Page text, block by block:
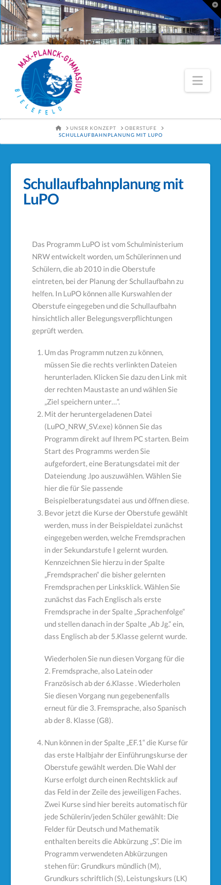
HOMEUNSER KONZEPT
OBERSTUFE
SCHULLAUFBAHNPLANUNG MIT LUPO
Schullaufbahnplanung mit
LuPO
Das Programm LuPO ist vom Schulministerium
NRW entwickelt worden, um Schülerinnen und
Schülern, die ab 2010 in die Oberstufe
eintreten, bei der Planung der Schullaufbahn zu
helfen. In LuPO können alle Kurswahlen der
Oberstufe eingegeben und die Schullaufbahn
hinsichtlich aller Belegungsverpflichtungen
geprüft werden.
Um das Programm nutzen zu können,
müssen Sie die rechts verlinkten Dateien
herunterladen. Klicken Sie dazu den Link mit
der rechten Maustaste an und wählen Sie
„Ziel speichern unter…“.
Mit der heruntergeladenen Datei
(LuPO_NRW_SV.exe) können Sie das
Programm direkt auf Ihrem PC starten. Beim
Start des Programms werden Sie
aufgefordert, eine Beratungsdatei mit der
Dateiendung .lpo auszuwählen. Wählen Sie
hier die für Sie passende
Beispielberatungsdatei aus und öffnen diese.
Bevor jetzt die Kurse der Oberstufe gewählt
werden, muss in der Beispieldatei zunächst
eingegeben werden, welche Fremdsprachen
in der Sekundarstufe I gelernt wurden.
Kennzeichnen Sie hierzu in der Spalte
„Fremdsprachen“ die bisher gelernten
Fremdsprachen per Linksklick. Wählen Sie
zunächst das Fach Englisch als erste
Fremdsprache in der Spalte „Sprachenfolge“
und stellen danach in der Spalte „Ab Jg.“ ein,
dass Englisch ab der 5.Klasse gelernt wurde.
Wiederholen Sie nun diesen Vorgang für die
2. Fremdsprache, also Latein oder
Französisch ab der 6.Klasse . Wiederholen
Sie diesen Vorgang nun gegebenenfalls
erneut für die 3. Fremsprache, also Spanisch
ab der 8. Klasse (G8).
Nun können in der Spalte „EF.1“ die Kurse für
das erste Halbjahr der Einführungskurse der
Oberstufe gewählt werden. Die Wahl der
Kurse erfolgt durch einen Rechtsklick auf
das Feld in der Zeile des jeweiligen Faches.
Zwei Kurse sind hier bereits automatisch für
jede Schülerin/jeden Schüler gewählt: Die
Felder für Deutsch und Mathematik
enthalten bereits die Abkürzung „S“. Die im
Programm verwendeten Abkürzungen
stehen für: Grundkurs mündlich (M),
Grundkurs schriftlich (S), Leistungskurs (LK)